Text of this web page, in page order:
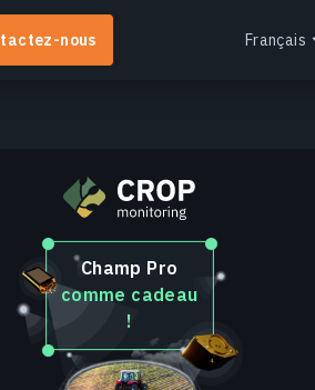
des rapports analytiques personnalisés
visualisations avancées pour tout secteur.
plus
nous Français
Champ Pro
comme cadeau
!